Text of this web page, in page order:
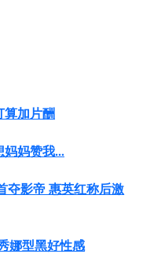
算加片酬
妈妈赞我…
夺影帝 惠英红称后激
娜型黑好性感